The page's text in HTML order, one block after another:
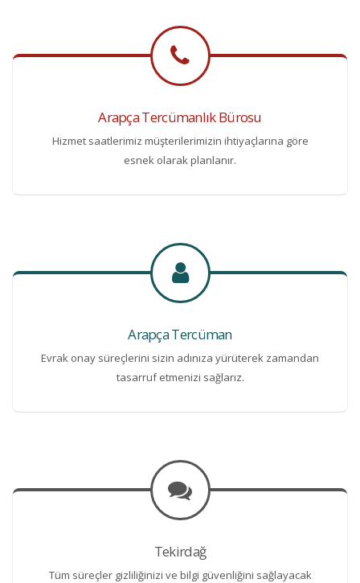
Arapça Tercümanlık Bürosu
Hizmet saatlerimiz müşterilerimizin ihtiyaçlarına göre
esnek olarak planlanır.
Arapça Tercüman
Evrak onay süreçlerini sizin adınıza yürüterek zamandan
tasarruf etmenizi sağlarız.
Tekirdağ
Tüm süreçler gizliliğinizi ve bilgi güvenliğini sağlayacak